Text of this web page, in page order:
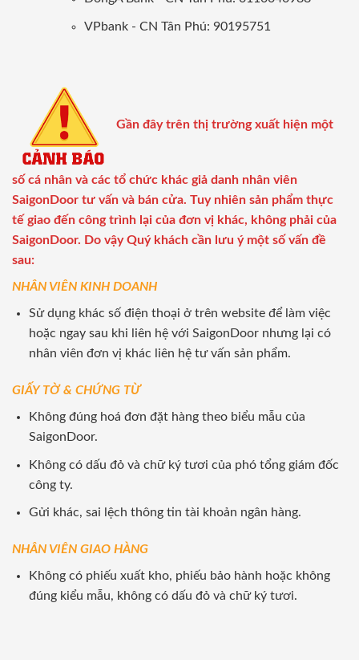
VPbank - CN Tân Phú: 90195751
Gần đây trên thị trường xuất hiện một
số cá nhân và các tổ chức khác giả danh nhân viên
SaigonDoor tư vấn và bán cửa. Tuy nhiên sản phẩm thực
tế giao đến công trình lại của đơn vị khác, không phải của
SaigonDoor. Do vậy Quý khách cần lưu ý một số vấn đề
sau:
NHÂN VIÊN KINH DOANH
Sử dụng khác số điện thoại ở trên website để làm việc
hoặc ngay sau khi liên hệ với SaigonDoor nhưng lại có
nhân viên đơn vị khác liên hệ tư vấn sản phẩm.
GIẤY TỜ & CHỨNG TỪ
Không đúng hoá đơn đặt hàng theo biểu mẫu của
SaigonDoor.
Không có dấu đỏ và chữ ký tươi của phó tổng giám đốc
công ty.
Gửi khác, sai lệch thông tin tài khoản ngân hàng.
NHÂN VIÊN GIAO HÀNG
Không có phiếu xuất kho, phiếu bảo hành hoặc không
đúng kiểu mẫu, không có dấu đỏ và chữ ký tươi.